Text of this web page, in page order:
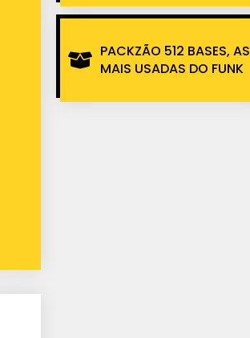
PACKZÃO 512 BASES, AS
MAIS USADAS DO FUNK